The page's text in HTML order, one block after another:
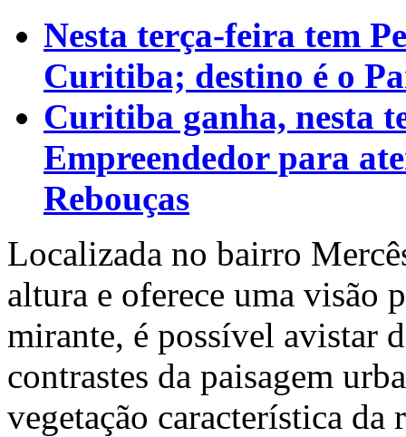
Nesta terça-feira tem
Curitiba; destino é o
Curitiba ganha, nesta
Empreendedor para
Rebouças
Localizada no bairro
altura e oferece uma visão
mirante, é possível avistar
contrastes da paisagem
vegetação característica da